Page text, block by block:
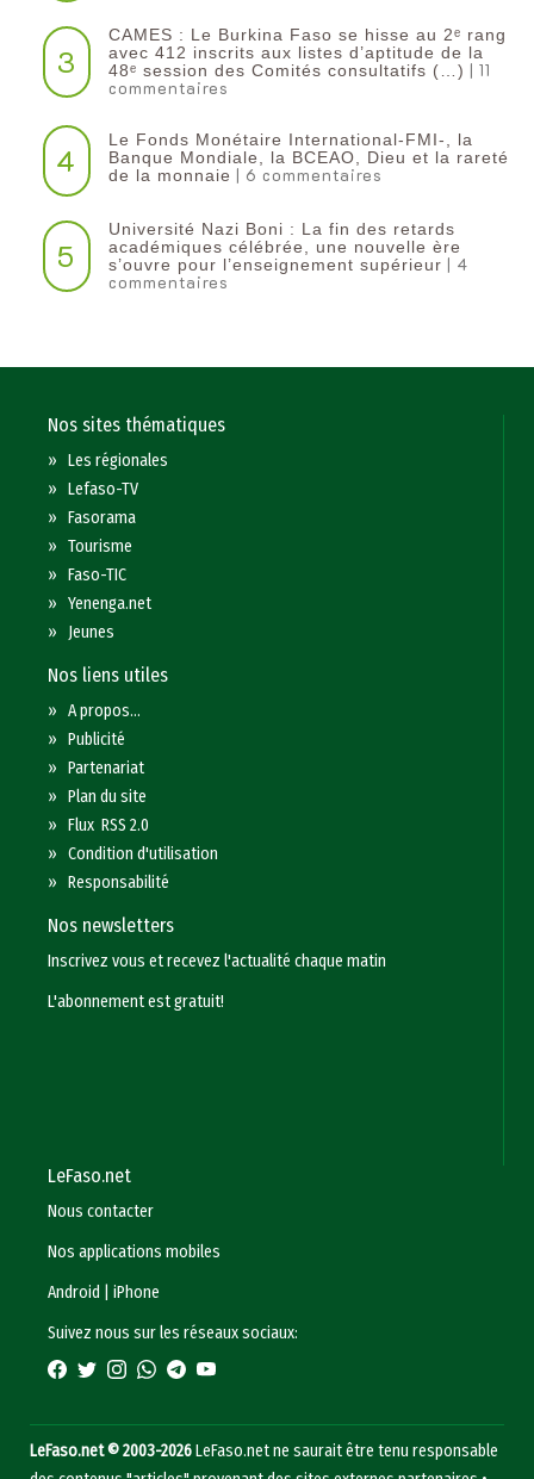
3
CAMES : Le Burkina Faso se hisse au 2ᵉ rang
avec 412 inscrits aux listes d’aptitude de la
48ᵉ session des Comités consultatifs (…) | 11
commentaires
4
Le Fonds Monétaire International-FMI-, la
Banque Mondiale, la BCEAO, Dieu et la rareté
de la monnaie | 6 commentaires
5
Université Nazi Boni : La fin des retards
académiques célébrée, une nouvelle ère
s’ouvre pour l’enseignement supérieur | 4
commentaires
Nos sites thématiques
»Les régionales
»Lefaso-TV
»Fasorama
»Tourisme
»Faso-TIC
»Yenenga.net
» Jeunes
Nos liens utiles
»A propos...
»Publicité
»Partenariat
»Plan du site
»Flux RSS 2.0
»Condition d'utilisation
»Responsabilité
Nos newsletters
Inscrivez vous et recevez l'actualité chaque matin
L'abonnement est gratuit!
LeFaso.net
Nous contacter
Nos applications mobiles
Android
|iPhone
Suivez nous sur les réseaux sociaux:
LeFaso.net © 2003-2026LeFaso.net ne saurait être tenu responsable